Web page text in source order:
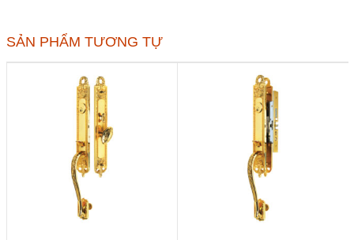
SL60101
PVD
SẢN PHẨM TƯƠNG TỰ